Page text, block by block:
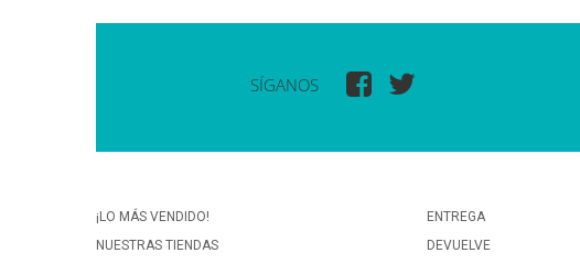
SÍGANOS
¡LO MÁS VENDIDO!
NUESTRAS TIENDAS
ENTREGA
DEVUELVE